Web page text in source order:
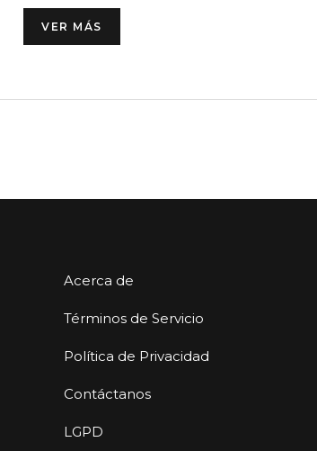
VER MÁS
Acerca de
Términos de Servicio
Política de Privacidad
Contáctanos
LGPD